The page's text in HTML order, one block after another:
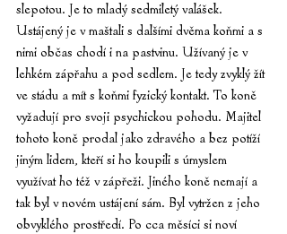
slepotou. Je to mladý sedmiletý valášek.
Ustájený je v maštali s dalšími dvěma koňmi a s
nimi občas chodí i na pastvinu. Užívaný je v
lehkém zápřahu a pod sedlem. Je tedy zvyklý žít
ve stádu a mít s koňmi fyzický kontakt. To koně
vyžadují pro svoji psychickou pohodu. Majitel
tohoto koně prodal jako zdravého a bez potíží
jiným lidem, kteří si ho koupili s úmyslem
využívat ho též v zápřeži. Jiného koně nemají a
tak byl v novém ustájení sám. Byl vytržen z jeho
obvyklého prostředí. Po cca měsíci si noví